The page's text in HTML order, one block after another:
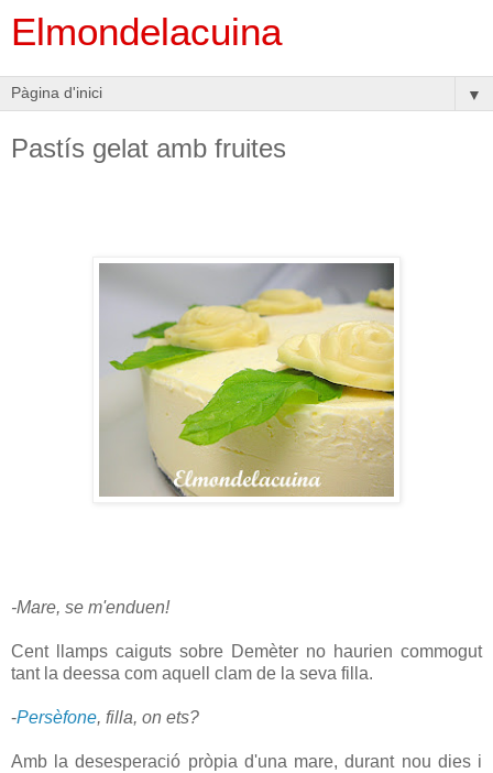
Elmondelacuina
▼
Pastís gelat amb fruites
-Mare, se m'enduen!
Cent llamps caiguts sobre Demèter no haurien commogut
tant la deessa com aquell clam de la seva filla.
-Persèfone, filla, on ets?
Amb la desesperació pròpia d'una mare, durant nou dies i